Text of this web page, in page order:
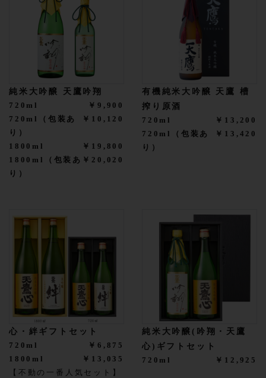
純米大吟醸 天鷹吟翔
720ml
￥9,900
720ml（包装あ
り）
￥10,120
1800ml
￥19,800
1800ml（包装あ
り）
￥20,020
有機純米大吟醸 天鷹 槽
搾り原酒
720ml
￥13,200
720ml（包装あ
り）
￥13,420
心・絆ギフトセット
720ml
￥6,875
1800ml
￥13,035
【不動の一番人気セット】
純米大吟醸(吟翔・天鷹
心)ギフトセット
720ml ￥12,925